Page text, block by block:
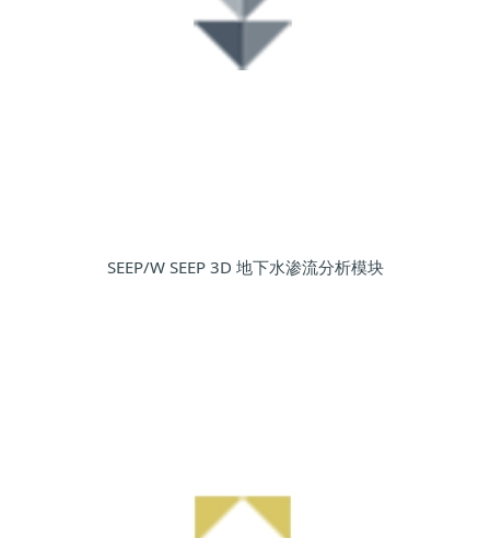
SEEP/W SEEP 3D 地下水渗流分析模块